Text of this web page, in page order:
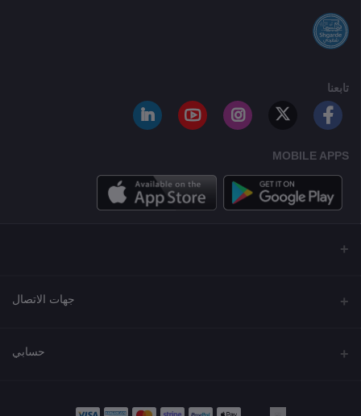
تابعنا
MOBILE APPS
جهات الاتصال
حسابي